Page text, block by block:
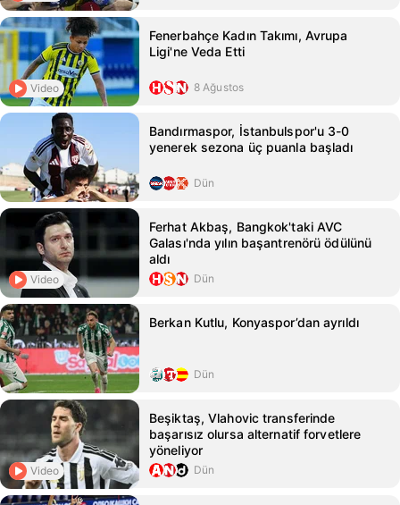
Video
Fenerbahçe Kadın Takımı, Avrupa
Ligi'ne Veda Etti
8 Ağustos
Bandırmaspor, İstanbulspor'u 3-0
yenerek sezona üç puanla başladı
Dün
Video
Ferhat Akbaş, Bangkok'taki AVC
Galası'nda yılın başantrenörü ödülünü
aldı
Dün
Berkan Kutlu, Konyaspor’dan ayrıldı
Dün
Video
Beşiktaş, Vlahovic transferinde
başarısız olursa alternatif forvetlere
yöneliyor
Dün